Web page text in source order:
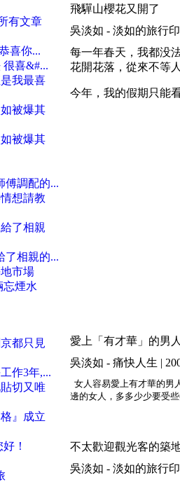
有文章
喜你...
喜&#...
我最喜
被爆其
被爆其
傅調配的...
想請教
了相親
了相親的...
市場
忘煙水
都只見
作3年,...
切又唯
』成立
！
飛驒山櫻花又開了
吳淡如 - 淡如的旅行印
每一年春天，我都没
花開花落，從來不等
今年，我的假期只能
愛上「有才華」的男
吳淡如 - 痛快人生 |
女人容易愛上有才華的男
邊的女人，多多少少要受
不太歡迎觀光客的築
吳淡如 - 淡如的旅行印